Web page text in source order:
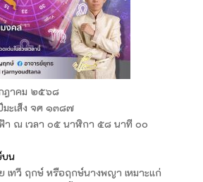
ฎาคม ๒๕๖๘
มะเส็ง จศ ๑๓๘๗
า ณ เวลา ๐๕ นาฬิกา ๕๘ นาที ๐๐
น
เทวี ฤกษ์ หรือฤกษ์นางพญา เหมาะแก่